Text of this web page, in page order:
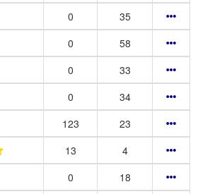
0
35
0
58
0
33
0
34
123
23
13
4
0
18